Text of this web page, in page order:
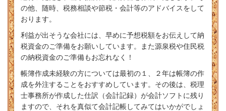
の他、随時、税務相談や節税・会計等のアドバイスをして
おります。
利益が出そうな会社には、早めに予想税額をお伝えして納
税資金のご準備をお願いしています。また源泉税や住民税
の納税資金のご準備もお忘れなく！
帳簿作成未経験の方については最初の１、２年は帳簿の作
成を外注することをおすすめしています。その後は、税理
士事務所が作成した仕訳（会計記録）が会計ソフトに残り
ますので、それを真似て会計記帳してみてはいかがでしょ